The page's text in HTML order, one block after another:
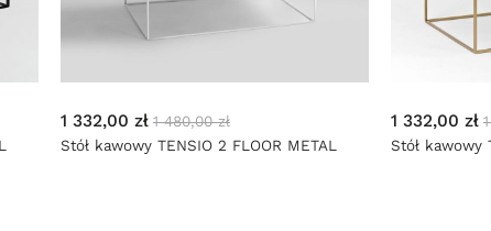
1 332,00 zł 1 480,00 zł
Stół kawowy TENSIO 2 FLOOR METAL
1 332,00 zł
Stół kawowy